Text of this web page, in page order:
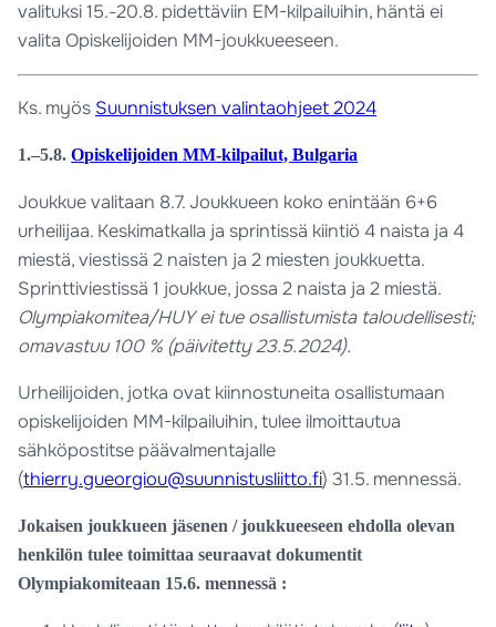
valituksi 15.-20.8. pidettäviin EM-kilpailuihin, häntä ei
valita Opiskelijoiden MM-joukkueeseen.
Ks. myös Suunnistuksen valintaohjeet 2024
1.–5.8.Opiskelijoiden MM-kilpailut, Bulgaria
Joukkue valitaan 8.7. Joukkueen koko enintään 6+6
urheilijaa. Keskimatkalla ja sprintissä kiintiö 4 naista ja 4
miestä, viestissä 2 naisten ja 2 miesten joukkuetta.
Sprinttiviestissä 1 joukkue, jossa 2 naista ja 2 miestä.
Olympiakomitea/HUY ei tue osallistumista taloudellisesti;
omavastuu 100 % (päivitetty 23.5.2024).
Urheilijoiden, jotka ovat kiinnostuneita osallistumaan
opiskelijoiden MM-kilpailuihin, tulee ilmoittautua
sähköpostitse päävalmentajalle
(thierry.gueorgiou@suunnistusliitto.fi) 31.5. mennessä.
Jokaisen joukkueen jäsenen / joukkueeseen ehdolla olevan
henkilön tulee toimittaa seuraavat dokumentit
Olympiakomiteaan 15.6. mennessä :